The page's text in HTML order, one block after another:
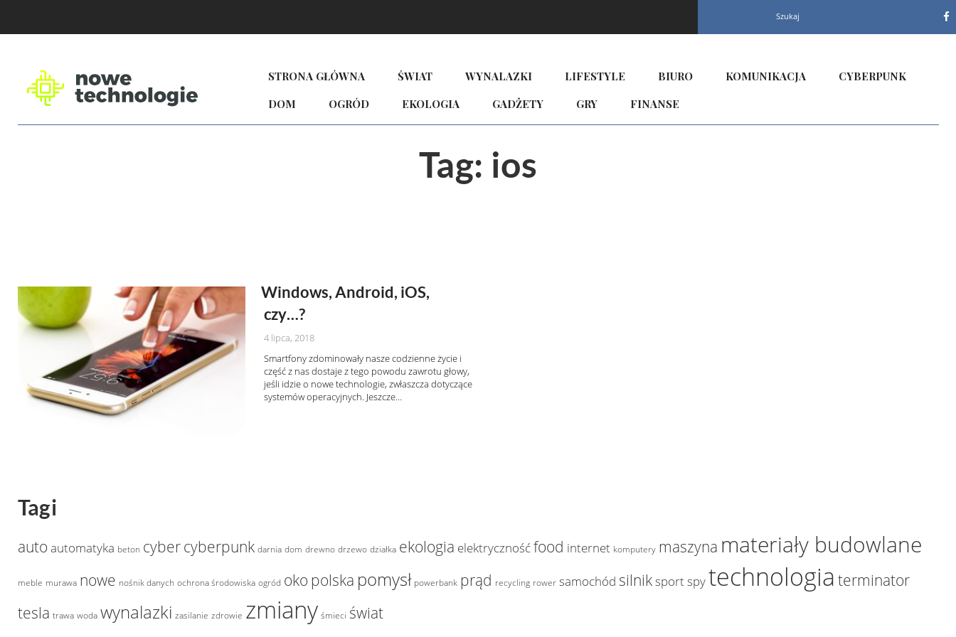
Szukaj
STRONA GŁÓWNA ŚWIAT WYNALAZKI LIFESTYLE BIURO KOMUNIKACJA
CYBERPUNK
DOM
OGRÓD EKOLOGIA GADŻETY GRY FINANSE
Tag: ios
Windows, Android, iOS,
czy…?
4 lipca, 2018
Smartfony zdominowały nasze codzienne życie i
część z nas dostaje z tego powodu zawrotu głowy,
jeśli idzie o nowe technologie, zwłaszcza dotyczące
systemów operacyjnych. Jeszcze…
Tagi
auto automatyka beton cybercyberpunk darnia dom drewno drzewo działka ekologia elektrycznośćfood internet komputery maszyna materiały budowlane
meble murawa nowe nośnik danych ochrona środowiska ogród oko polska pomysł powerbank prąd recycling rower samochód silniksportspytechnologia terminator
tesla trawa woda wynalazki zasilanie zdrowie zmiany śmieci świat